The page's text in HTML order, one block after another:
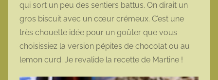
qui sort un peu des sentiers battus. On dirait un
gros biscuit avec un cœur crémeux. C’est une
très chouette idée pour un goûter que vous
choisissiez la version pépites de chocolat ou au
lemon curd. Je revalide la recette de Martine !